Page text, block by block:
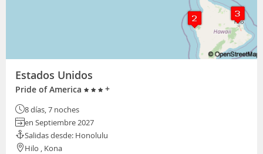
Estados Unidos
Pride of America +
8 días, 7 noches
en Septiembre 2027
Salidas desde: Honolulu
Hilo , Kona